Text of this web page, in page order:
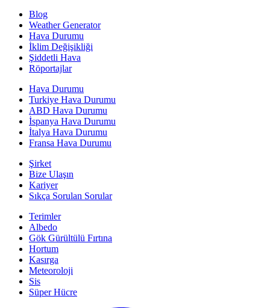
Blog
Weather Generator
Hava Durumu
İklim Değişikliği
Şiddetli Hava
Röportajlar
Hava Durumu
Turkiye Hava Durumu
ABD Hava Durumu
İspanya Hava Durumu
İtalya Hava Durumu
Fransa Hava Durumu
Şirket
Bize Ulaşın
Kariyer
Sıkça Sorulan Sorular
Terimler
Albedo
Gök Gürültülü Fırtına
Hortum
Kasırga
Meteoroloji
Sis
Süper Hücre